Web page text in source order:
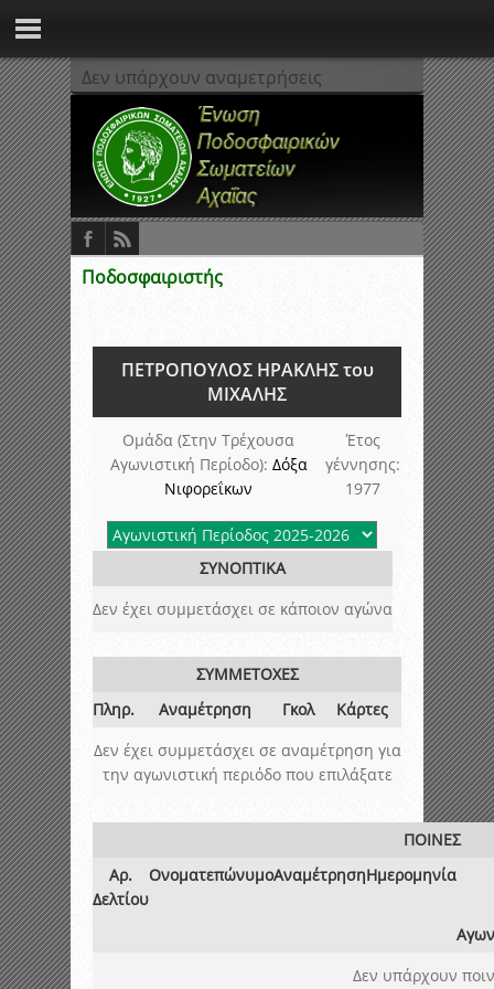
Δεν υπάρχουν αναμετρήσεις
Ποδοσφαιριστής
ΠΕΤΡΟΠΟΥΛΟΣ ΗΡΑΚΛΗΣ του
ΜΙΧΑΛΗΣ
Ομάδα (Στην Τρέχουσα
Αγωνιστική Περίοδο): Δόξα
Νιφορεΐκων
Έτος
γέννησης:
1977
ΣΥΝΟΠΤΙΚΑ
Δεν έχει συμμετάσχει σε κάποιον αγώνα
ΣΥΜΜΕΤΟΧΕΣ
Πληρ.
Αναμέτρηση Γκολ
Κάρτες
Δεν έχει συμμετάσχει σε αναμέτρηση για
την αγωνιστική περιόδο που επιλάξατε
ΠΟΙΝΕΣ
Αρ.
Δελτίου
ΟνοματεπώνυμοΑναμέτρησηΗμερομηνία
Δεν υπάρχουν